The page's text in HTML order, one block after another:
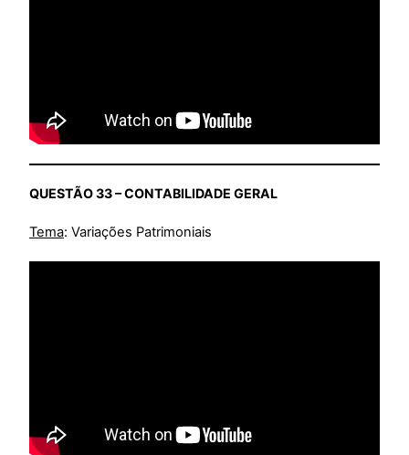
QUESTÃO 33 – CONTABILIDADE GERAL
Tema: Variações Patrimoniais